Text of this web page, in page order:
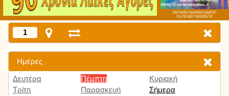
Πατήστε εδώ για να δείτε την εκπομπή
την Τρίτη 9:00 μμ και κάθε Τρίτη
1
Ημέρες
Δευτέρα
Τρίτη
Πέμπτη
Παρασκευή
Κυριακή
Σήμερα